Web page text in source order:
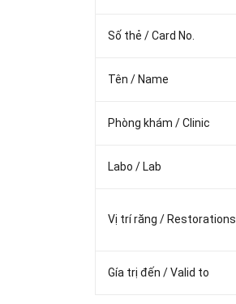
Số thẻ / Card No.
Tên / Name
Phòng khám / Clinic
Labo / Lab
Vị trí răng / Restorations
Gía trị đến / Valid to